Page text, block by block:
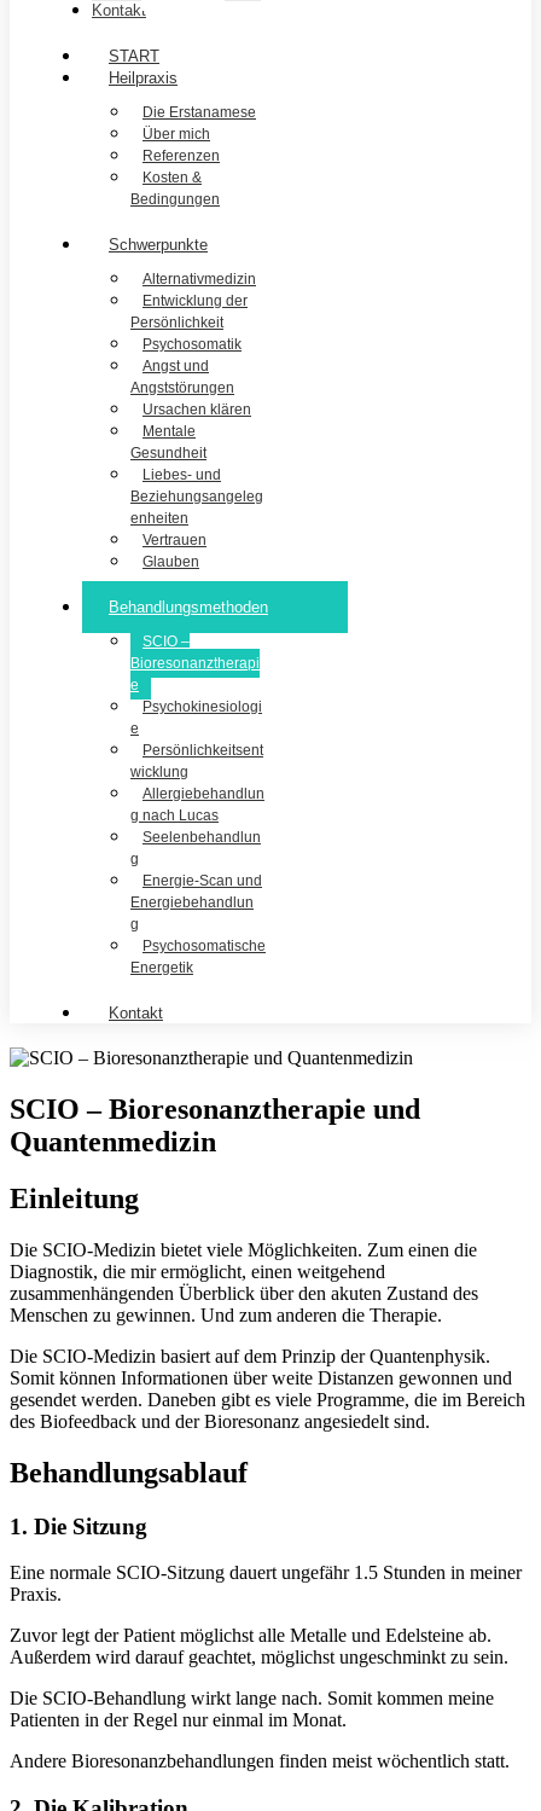
Kontakt
START
Heilpraxis
Die Erstanamese
Über mich
Referenzen
Kosten &
Bedingungen
Schwerpunkte
Alternativmedizin
Entwicklung der
Persönlichkeit
Psychosomatik
Angst und
Angststörungen
Ursachen klären
Mentale
Gesundheit
Liebes- und
Beziehungsangeleg
enheiten
Vertrauen
Glauben
Behandlungsmethoden
SCIO –
Bioresonanztherapi
e
Psychokinesiologi
e
Persönlichkeitsent
wicklung
Allergiebehandlun
g nach Lucas
Seelenbehandlun
g
Energie-Scan und
Energiebehandlun
g
Psychosomatische
Energetik
Kontakt
SCIO – Bioresonanztherapie und
Quantenmedizin
Einleitung
Die SCIO-Medizin bietet viele Möglichkeiten. Zum einen die
Diagnostik, die mir ermöglicht, einen weitgehend
zusammenhängenden Überblick über den akuten Zustand des
Menschen zu gewinnen. Und zum anderen die Therapie.
Die SCIO-Medizin basiert auf dem Prinzip der Quantenphysik.
Somit können Informationen über weite Distanzen gewonnen und
gesendet werden. Daneben gibt es viele Programme, die im Bereich
des Biofeedback und der Bioresonanz angesiedelt sind.
Behandlungsablauf
1. Die Sitzung
Eine normale SCIO-Sitzung dauert ungefähr 1.5 Stunden in meiner
Praxis.
Zuvor legt der Patient möglichst alle Metalle und Edelsteine ab.
Außerdem wird darauf geachtet, möglichst ungeschminkt zu sein.
Die SCIO-Behandlung wirkt lange nach. Somit kommen meine
Patienten in der Regel nur einmal im Monat.
Andere Bioresonanzbehandlungen finden meist wöchentlich statt.